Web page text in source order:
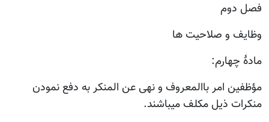
فصل دوم
وظایف و صلاحیت ها
مادۀ چهارم:
مؤظفین امر باالمعروف و نهی عن المنکر به دفع نمودن
منکرات ذیل مکلف میباشند.